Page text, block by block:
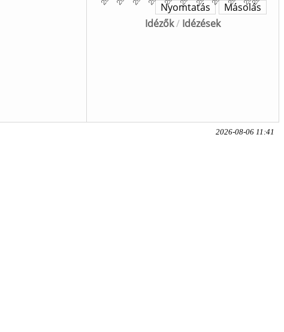
Idézők/ Idézések
Másolás
Nyomtatás
2026-08-06 11:41